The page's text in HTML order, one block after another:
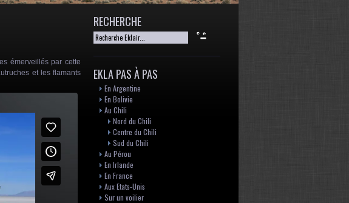
émerveillés par cette
et les flamants
RECHERCHE
EKLA PAS À PAS
En Argentine
En Bolivie
Au Chili
Nord du Chili
Centre du Chili
Sud du Chili
Au Pérou
En Irlande
En France
Aux Etats-Unis
Sur un voilier